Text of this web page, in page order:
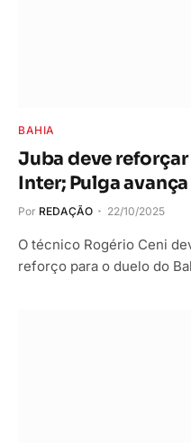
BAHIA
Juba deve
Inter; Pulga
Por REDAÇÃO 22/10/2025
O técnico Rogério Ceni
reforço para o duelo do